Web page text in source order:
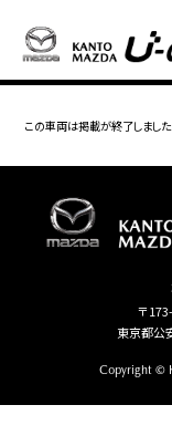
この車両は掲載が終了しました
〒
東京都公
Copyright ©